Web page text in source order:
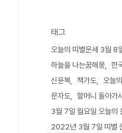
태그
오늘의 띠별운세 3월 8
하늘을 나는꿈해몽
한
신윤복
책가도
오늘
문자도
할머니 돌아가
3월 7일 월요일 오늘의
2022년 3월 7일 띠별